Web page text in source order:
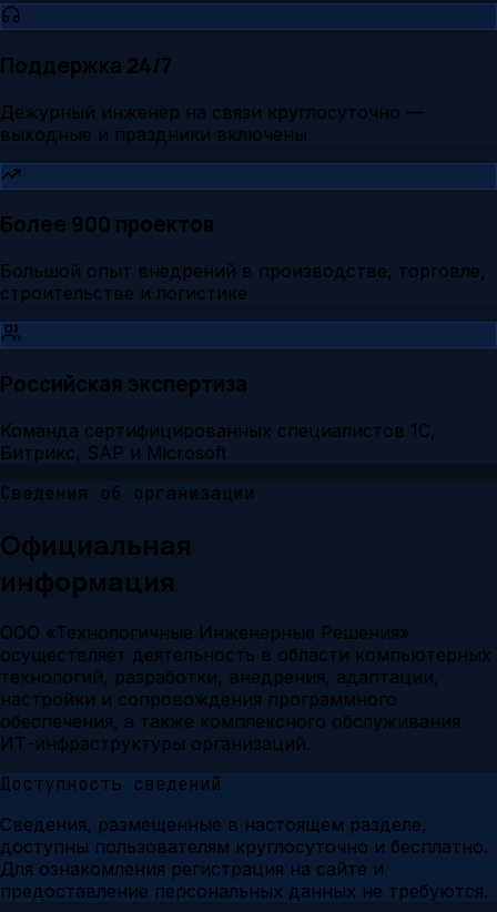
Поддержка 24/7
Дежурный инженер на связи круглосуточно —
выходные и праздники включены
Более 900 проектов
Большой опыт внедрений в производстве, торговле,
строительстве и логистике
Российская экспертиза
Команда сертифицированных специалистов 1С,
Битрикс, SAP и Microsoft
Сведения об организации
Официальная
информация
ООО «Технологичные Инженерные Решения»
осуществляет деятельность в области компьютерных
технологий, разработки, внедрения, адаптации,
настройки и сопровождения программного
обеспечения, а также комплексного обслуживания
ИТ-инфраструктуры организаций.
Доступность сведений
Сведения, размещенные в настоящем разделе,
доступны пользователям круглосуточно и бесплатно.
Для ознакомления регистрация на сайте и
предоставление персональных данных не требуются.